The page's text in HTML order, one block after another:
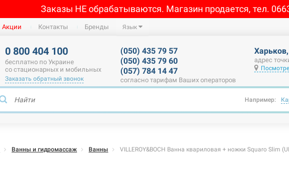
Заказы НЕ обрабатываются. Магазин продается, тел.
Акции Контакты Бренды Язык
0 800 404 100
бесплатно по Украине
со стационарных и мобильных
Заказать обратный звонок
(050) 435 79 57
(050) 435 79 60
(057) 784 14 47
согласно тарифам Ваших операторов
адрес
Например:
Ванны и гидромассаж Ванны VILLEROY&BOCH Ванна квариловая + ножки Squaro Slim